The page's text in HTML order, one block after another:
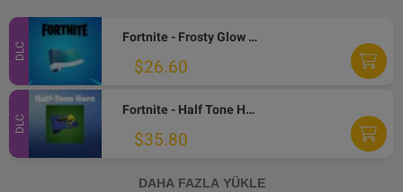
DLC
Fortnite - Frosty Glow Wrap DLC PC Epic Games CD Key
$26.60
DLC
Fortnite - Half Tone Hero Wrap DLC PC Epic Games CD Key
$35.80
DAHA FAZLA YÜKLE